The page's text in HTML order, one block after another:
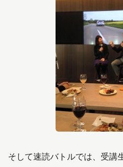
そして速読バトルでは、受講